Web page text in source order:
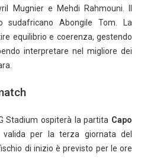
Mugnier e Mehdi Rahmouni. Il
sudafricano Abongile Tom. La
equilibrio e coerenza, gestendo
interpretare nel migliore dei
Stadium ospiterà la partita Capo
valida per la terza giornata del
di inizio è previsto per le ore